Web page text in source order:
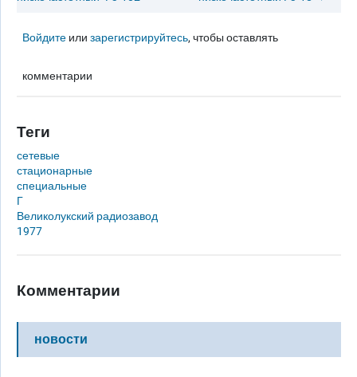
Войдите илизарегистрируйтесь, чтобы оставлять
комментарии
Теги
сетевые
стационарные
специальные
Г
Великолукский радиозавод
1977
Комментарии
новости